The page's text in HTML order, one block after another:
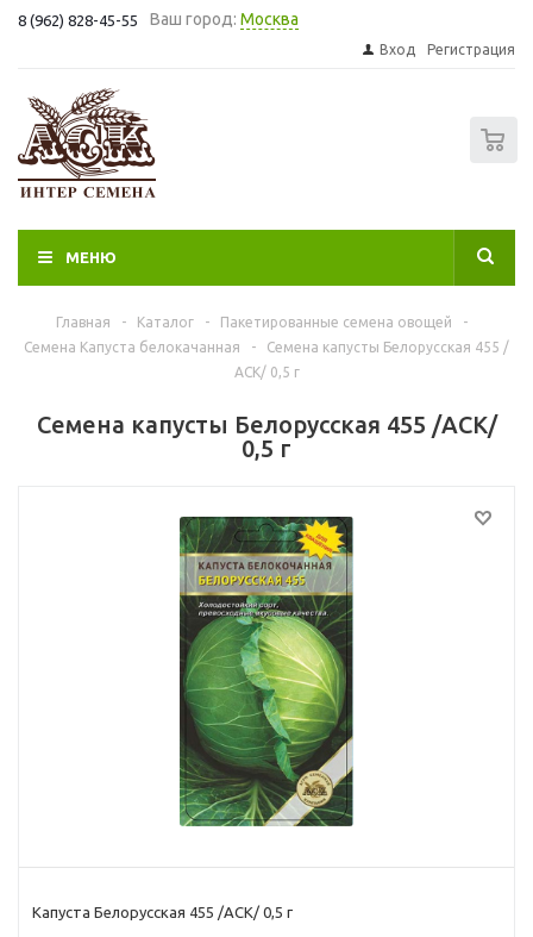
8 (962) 828-45-55 Ваш город: Москва
Вход Регистрация
МЕНЮ
Главная - Каталог - Пакетированные семена овощей
-
Семена Капуста белокачанная
-
Семена капусты Белорусская 455 /
АСК/ 0,5 г
Семена капусты Белорусская 455 /АСК/
0,5 г
Капуста Белорусская 455 /АСК/ 0,5 г